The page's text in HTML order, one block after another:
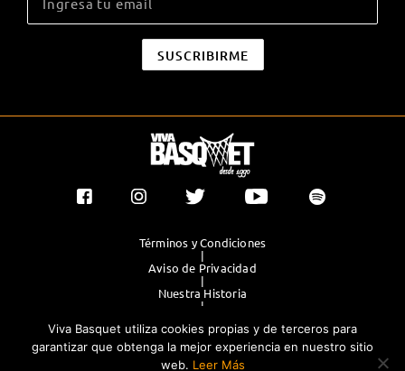
Términos y Condiciones
|
Aviso de Privacidad
|
Nuestra Historia
|
|
Publicidad
Viva Basquet utiliza cookies propias y de terceros para
garantizar que obtenga la mejor experiencia en nuestro sitio
web. Leer Más